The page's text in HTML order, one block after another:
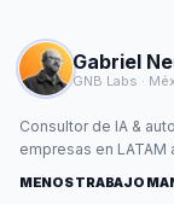
Gabriel
GNB Labs ·
Consultor de IA &
empresas en
MENOS TRABAJO